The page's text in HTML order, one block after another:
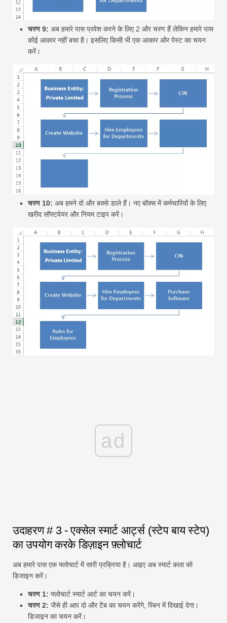
चरण 9: अब हमारे पास प्रवेश करने के लिए 2 और चरण हैं लेकिन हमारे पास
कोई आकार नहीं बचा है। इसलिए किसी भी एक आकार और पेस्ट का चयन
करें।
चरण 10: अब हमने दो और बक्से डाले हैं। नए बॉक्स में कर्मचारियों के लिए
खरीद सॉफ्टवेयर और नियम टाइप करें।
ad
उदाहरण # 3 - एक्सेल स्मार्ट आर्ट्स (स्टेप बाय स्टेप)
का उपयोग करके डिज़ाइन फ़्लोचार्ट
अब हमारे पास एक फ्लोचार्ट में सारी प्रक्रिया है। आइए अब स्मार्ट कला को
डिजाइन करें।
चरण 1: फ्लोचार्ट स्मार्ट आर्ट का चयन करें।
चरण 2: जैसे ही आप दो और टैब का चयन करेंगे, रिबन में दिखाई देगा।
डिजाइन का चयन करें।